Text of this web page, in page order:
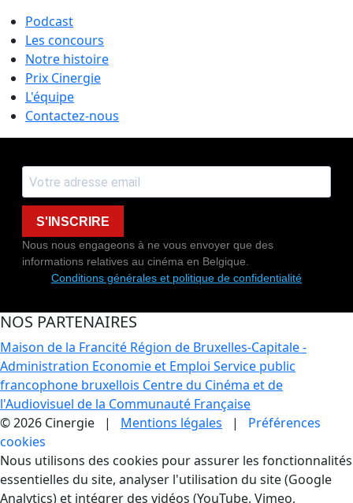
Podcast
Les concours
Notre histoire
Prix Cinergie
L'équipe
Contactez-nous
S'INSCRIRE
Nous nous engageons à ne vous envoyer que des
informations relatives au cinéma en Belgique.
Conditions générales et politique de confidentialité
NOS PARTENAIRES
Maison de la Francité Région de Bruxelles-Capitale -
Administration Economie et Emploi Service public
francophone bruxellois Centre du Cinéma et de
l'Audiovisuel de la Communauté Française
© 2026 Cinergie | Mentions légales | Préférences
cookies
Gestion des Cookies
Nous utilisons des cookies pour assurer les fonctionnalités
essentielles du site, analyser l'utilisation du site (Google
Analytics) et intégrer des vidéos (YouTube, Vimeo,